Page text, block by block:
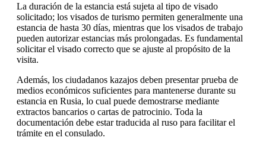
La duración de la estancia está sujeta al tipo de visado
solicitado; los visados de turismo permiten generalmente una
estancia de hasta 30 días, mientras que los visados de trabajo
pueden autorizar estancias más prolongadas. Es fundamental
solicitar el visado correcto que se ajuste al propósito de la
visita.
Además, los ciudadanos kazajos deben presentar prueba de
medios económicos suficientes para mantenerse durante su
estancia en Rusia, lo cual puede demostrarse mediante
extractos bancarios o cartas de patrocinio. Toda la
documentación debe estar traducida al ruso para facilitar el
trámite en el consulado.